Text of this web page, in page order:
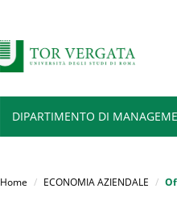
DIPARTIMENTO DI
Home ECONOMIA AZIENDALE